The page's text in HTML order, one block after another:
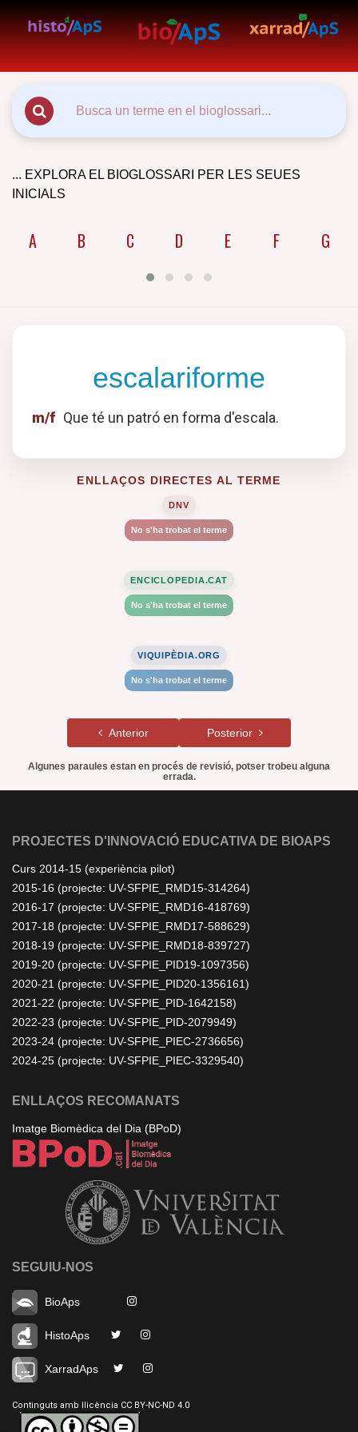
... EXPLORA EL BIOGLOSSARI PER LES SEUES
INICIALS
A B C D E F G
escalariforme
m/f Que té un patró en forma d'escala.
ENLLAÇOS DIRECTES AL TERME
DNV
No s'ha trobat el terme
ENCICLOPEDIA.CAT
No s'ha trobat el terme
VIQUIPÈDIA.ORG
No s'ha trobat el terme
Anterior Posterior
Algunes paraules estan en procés de revisió, potser trobeu alguna
errada.
PROJECTES D'INNOVACIÓ EDUCATIVA DE BIOAPS
Curs 2014-15 (experiència pilot)
2015-16 (projecte: UV-SFPIE_RMD15-314264)
2016-17 (projecte: UV-SFPIE_RMD16-418769)
2017-18 (projecte: UV-SFPIE_RMD17-588629)
2018-19 (projecte: UV-SFPIE_RMD18-839727)
2019-20 (projecte: UV-SFPIE_PID19-1097356)
2020-21 (projecte: UV-SFPIE_PID20-1356161)
2021-22 (projecte: UV-SFPIE_PID-1642158)
2022-23 (projecte: UV-SFPIE_PID-2079949)
2023-24 (projecte: UV-SFPIE_PIEC-2736656)
2024-25 (projecte: UV-SFPIE_PIEC-3329540)
ENLLAÇOS RECOMANATS
Imatge Biomèdica del Dia (BPoD)
SEGUIU-NOS
BioAps
HistoAps
XarradAps
Continguts amb llicència CC BY-NC-ND 4.0